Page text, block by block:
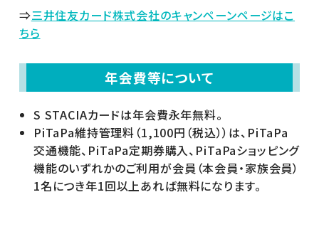
⇒三井住友カード株式会社のキャンペーンページはこ
ちら
年会費等について
S STACIAカードは年会費永年無料。
PiTaPa維持管理料（1,100円（税込））は、PiTaPa
交通機能、PiTaPa定期券購入、PiTaPaショッピング
機能のいずれかのご利用が会員（本会員・家族会員）
1名につき年1回以上あれば無料になります。